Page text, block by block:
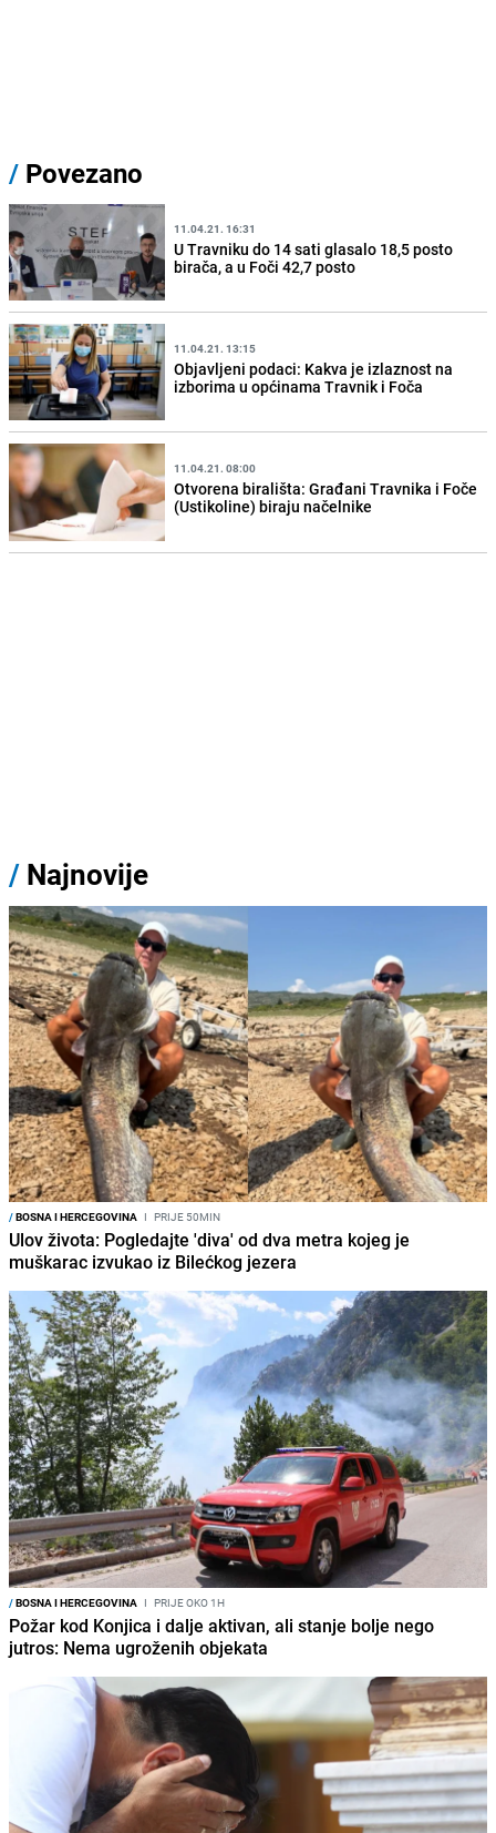
/ Povezano
11.04.21. 16:31
U Travniku do 14 sati glasalo 18,5 posto
birača, a u Foči 42,7 posto
11.04.21. 13:15
Objavljeni podaci: Kakva je izlaznost na
izborima u općinama Travnik i Foča
11.04.21. 08:00
Otvorena birališta: Građani Travnika i Foče
(Ustikoline) biraju načelnike
/ Najnovije
/BOSNA I HERCEGOVINA I PRIJE 50MIN
Ulov života: Pogledajte 'diva' od dva metra kojeg je
muškarac izvukao iz Bilećkog jezera
/BOSNA I HERCEGOVINA I PRIJE OKO 1H
Požar kod Konjica i dalje aktivan, ali stanje bolje nego
jutros: Nema ugroženih objekata